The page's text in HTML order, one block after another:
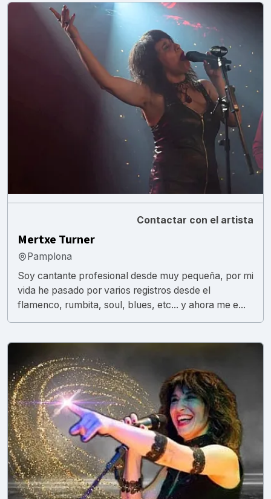
Contactar con el artista
Mertxe Turner
Pamplona
Soy cantante profesional desde muy pequeña, por mi
vida he pasado por varios registros desde el
flamenco, rumbita, soul, blues, etc... y ahora me e...